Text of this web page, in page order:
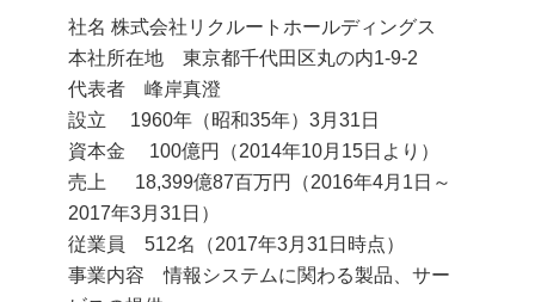
社名 株式会社リクルートホールディングス
本社所在地 東京都千代田区丸の内1-9-2
代表者 峰岸真澄
設立 1960年（昭和35年）3月31日
資本金 100億円（2014年10月15日より）
売上 18,399億87百万円（2016年4月1日～
2017年3月31日）
従業員 512名（2017年3月31日時点）
事業内容 情報システムに関わる製品、サー